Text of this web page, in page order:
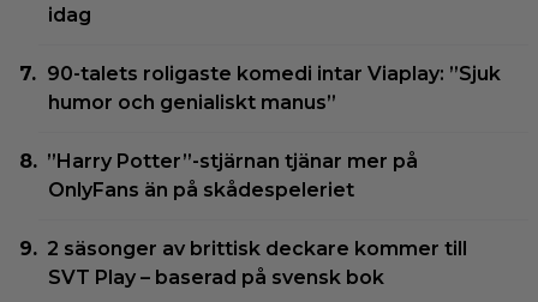
idag
90-talets roligaste komedi intar Viaplay: ”Sjuk
humor och genialiskt manus”
”Harry Potter”-stjärnan tjänar mer på
OnlyFans än på skådespeleriet
2 säsonger av brittisk deckare kommer till
SVT Play – baserad på svensk bok